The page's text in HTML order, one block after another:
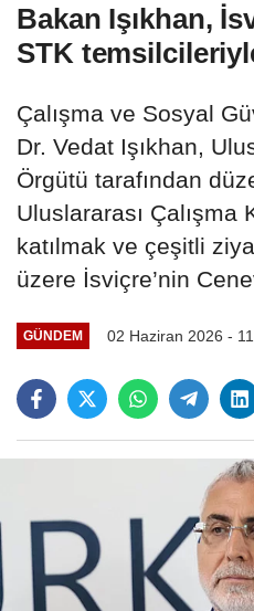
Bakan Işıkhan,
STK
Çalışma ve Sosyal
Dr. Vedat Işıkhan,
Örgütü tarafından
Uluslararası Çalışma
katılmak ve çeşitli
üzere İsviçre’nin
GÜNDEM 02 Haziran 2026 -